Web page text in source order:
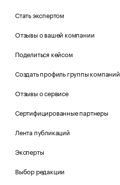
Стать экспертом
Отзывы о вашей компании
Поделиться кейсом
Создать профиль группы компаний
Отзывы о сервисе
Сертифицированные партнеры
Лента публикаций
Эксперты
Выбор редакции